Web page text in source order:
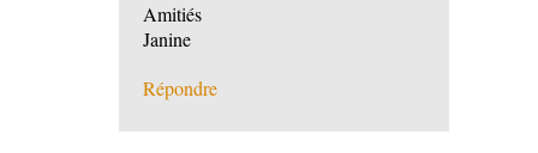
Amitiés
Janine
Répondre